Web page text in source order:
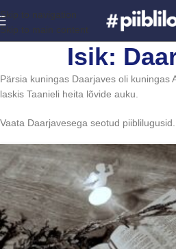
Skip to navigation
Skip to main content
Isik:
Pärsia kuningas Daarjaves oli kuningas
laskis Taanieli heita lõvide auku.
Vaata Daarjavesega seotud piiblilugusid.